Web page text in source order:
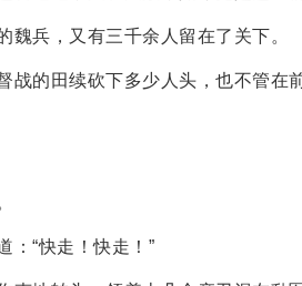
兵，又有三千余人留在了关下。
战的田续砍下多少人头，也不管在
：“快走！快走！”